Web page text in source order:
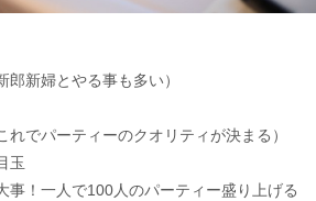
郎新婦とやる事も多い）
れでパーティーのクオリティが決まる）
玉
事！一人で100人のパーティー盛り上げる